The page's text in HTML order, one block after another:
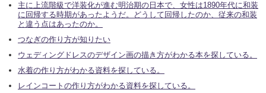
主に上流階級で洋装化が進む明治期の日本で、女性は1890年代に和装
に回帰する時期があったようだ。どうして回帰したのか、従来の和装
と違う点はあったのか。
つなぎの作り方が知りたい
ウェディングドレスのデザイン画の描き方がわかる本を探している。
水着の作り方がわかる資料を探している。
レインコートの作り方がわかる資料を探している。